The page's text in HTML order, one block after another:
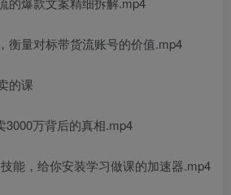
衡量对标带货流账号的价值.mp4
的课
3000万背后的真相.mp4
能，给你安装学习做课的加速器.mp4